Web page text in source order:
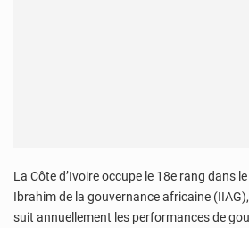
La Côte d’Ivoire occupe le 18e rang dans
Ibrahim de la gouvernance africaine
suit annuellement les performances de